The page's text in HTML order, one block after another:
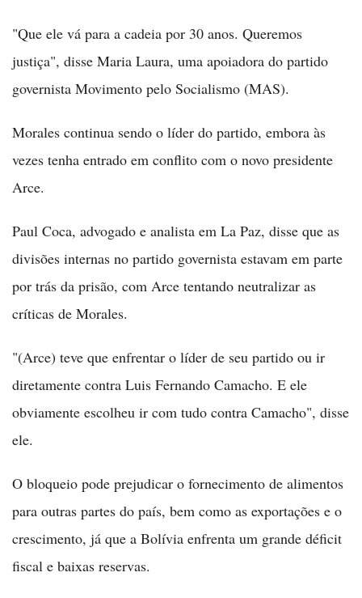
"Que ele vá para a cadeia por 30 anos. Queremos
justiça", disse Maria Laura, uma apoiadora do partido
governista Movimento pelo Socialismo (MAS).
Morales continua sendo o líder do partido, embora às
vezes tenha entrado em conflito com o novo presidente
Arce.
Paul Coca, advogado e analista em La Paz, disse que as
divisões internas no partido governista estavam em parte
por trás da prisão, com Arce tentando neutralizar as
críticas de Morales.
"(Arce) teve que enfrentar o líder de seu partido ou ir
diretamente contra Luis Fernando Camacho. E ele
obviamente escolheu ir com tudo contra Camacho", disse
ele.
O bloqueio pode prejudicar o fornecimento de alimentos
para outras partes do país, bem como as exportações e o
crescimento, já que a Bolívia enfrenta um grande déficit
fiscal e baixas reservas.